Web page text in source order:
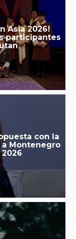
Asia 2026!
participantes
con la
Montenegro